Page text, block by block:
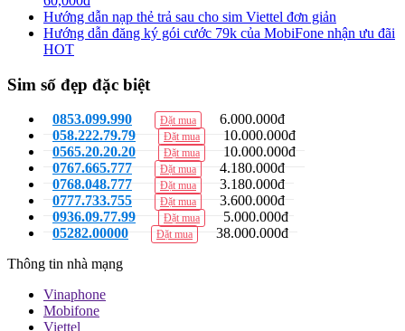
Hướng dẫn nạp thẻ trả sau cho sim Viettel đơn giản
Hướng dẫn đăng ký gói cước 79k của MobiFone nhận ưu đãi
HOT
Sim số đẹp đặc biệt
0853.099.990 Đặt mua
6.000.000đ
058.222.79.79
Đặt mua
10.000.000đ
0565.20.20.20
Đặt mua
10.000.000đ
0767.665.777
Đặt mua
4.180.000đ
0768.048.777
Đặt mua
3.180.000đ
0777.733.755
Đặt mua
3.600.000đ
0936.09.77.99
Đặt mua
5.000.000đ
05282.00000
Đặt mua
38.000.000đ
Thông tin nhà mạng
Vinaphone
Mobifone
Viettel